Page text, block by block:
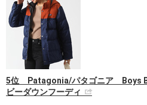
5位 Patagonia/パタゴニア Boys
ビーダウンフーディ